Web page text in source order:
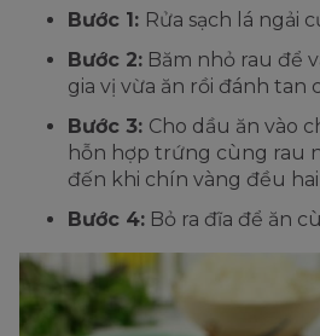
Bước 1: Rửa sạch lá ngải
Bước 2: Băm nhỏ rau để
gia vị vừa ăn rồi đánh tan
Bước 3: Cho dầu ăn vào
hỗn hợp trứng cùng rau
đến khi chín vàng đều
Bước 4: Bỏ ra đĩa để ăn